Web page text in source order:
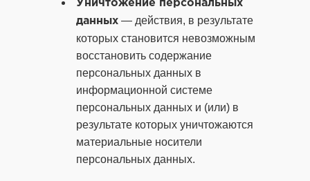
Уничтожение персональных
данных — действия, в результате
которых становится невозможным
восстановить содержание
персональных данных в
информационной системе
персональных данных и (или) в
результате которых уничтожаются
материальные носители
персональных данных.